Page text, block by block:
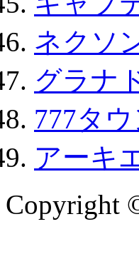
ネクソ
グラナ
777タ
アーキ
Copyright